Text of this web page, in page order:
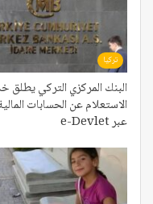
تركيا
البنك المركزي التركي يطلق
الاستعلام عن الحسابات
عبر e-Devlet